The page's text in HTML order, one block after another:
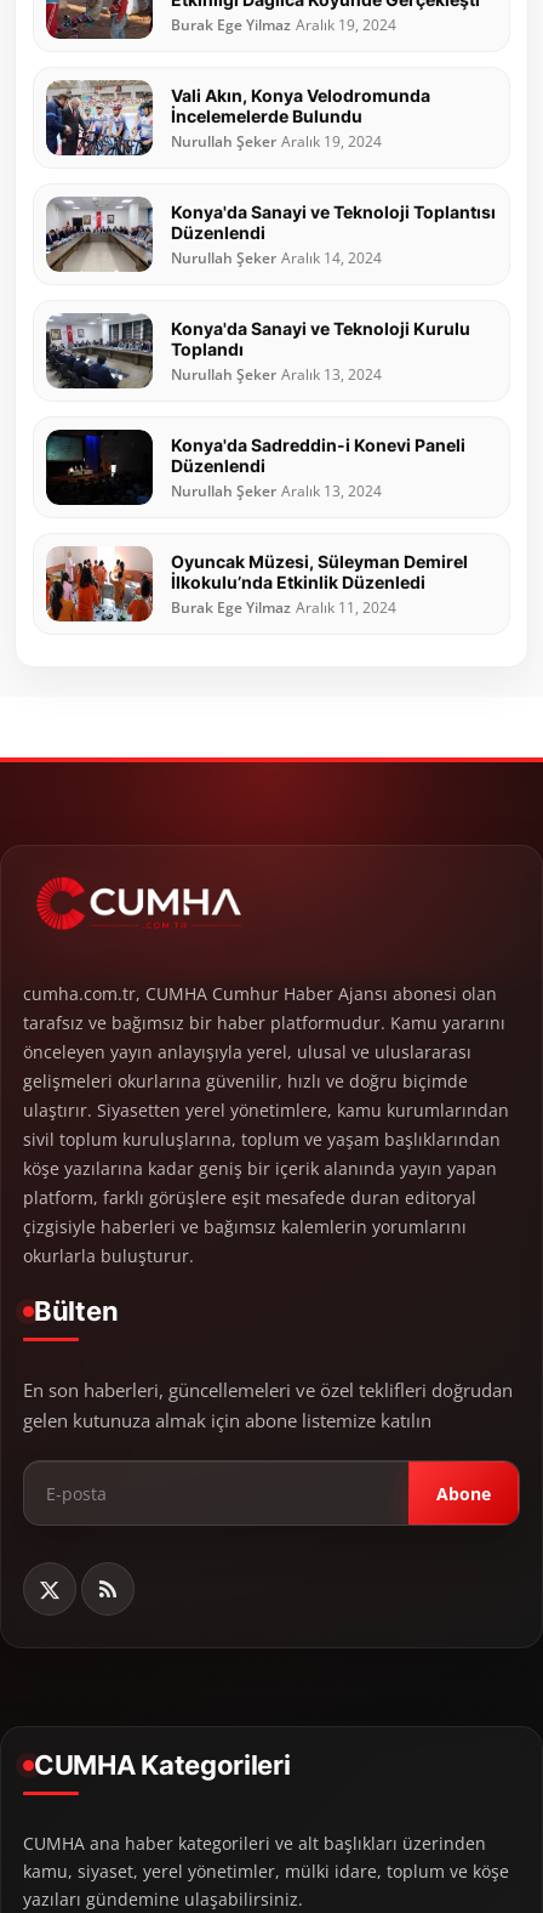
Burak Ege Yilmaz Aralık 19, 2024
Vali Akın, Konya Velodromunda
İncelemelerde Bulundu
Nurullah Şeker Aralık 19, 2024
Konya'da Sanayi ve Teknoloji Toplantısı
Düzenlendi
Nurullah Şeker Aralık 14, 2024
Konya'da Sanayi ve Teknoloji Kurulu
Toplandı
Nurullah Şeker Aralık 13, 2024
Konya'da Sadreddin-i Konevi Paneli
Düzenlendi
Nurullah Şeker Aralık 13, 2024
Oyuncak Müzesi, Süleyman Demirel
İlkokulu’nda Etkinlik Düzenledi
Burak Ege Yilmaz Aralık 11, 2024
cumha.com.tr, CUMHA Cumhur Haber Ajansı abonesi olan
tarafsız ve bağımsız bir haber platformudur. Kamu yararını
önceleyen yayın anlayışıyla yerel, ulusal ve uluslararası
gelişmeleri okurlarına güvenilir, hızlı ve doğru biçimde
ulaştırır. Siyasetten yerel yönetimlere, kamu kurumlarından
sivil toplum kuruluşlarına, toplum ve yaşam başlıklarından
köşe yazılarına kadar geniş bir içerik alanında yayın yapan
platform, farklı görüşlere eşit mesafede duran editoryal
çizgisiyle haberleri ve bağımsız kalemlerin yorumlarını
okurlarla buluşturur.
Bülten
En son haberleri, güncellemeleri ve özel teklifleri doğrudan
gelen kutunuza almak için abone listemize katılın
Abone
CUMHA Kategorileri
CUMHA ana haber kategorileri ve alt başlıkları üzerinden
kamu, siyaset, yerel yönetimler, mülki idare, toplum ve köşe
yazıları gündemine ulaşabilirsiniz.